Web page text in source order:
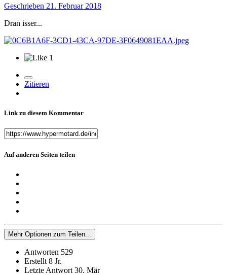
Geschrieben 21. Februar 2018
Dran isser...
1
Zitieren
Link zu diesem Kommentar
Auf anderen Seiten teilen
Mehr Optionen zum Teilen...
Antworten 529
Erstellt 8 Jr.
Letzte Antwort 30. Mär